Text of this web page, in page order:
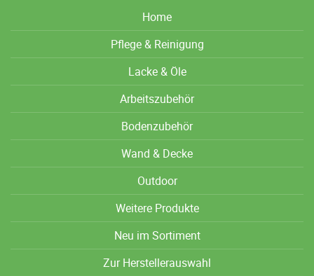
Home
Pflege & Reinigung
Lacke & Öle
Arbeitszubehör
Bodenzubehör
Wand & Decke
Outdoor
Weitere Produkte
Neu im Sortiment
Zur Herstellerauswahl